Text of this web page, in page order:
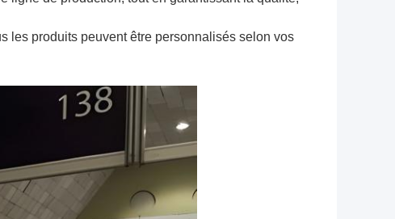
les produits peuvent être personnalisés selon vos